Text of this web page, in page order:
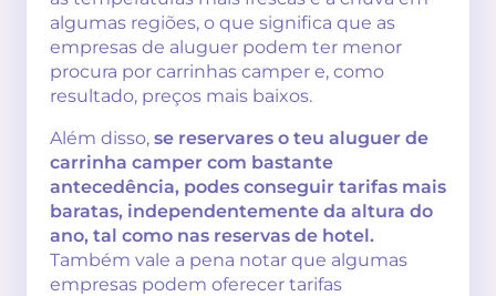
algumas regiões, o que significa que as
empresas de aluguer podem ter menor
procura por carrinhas camper e, como
resultado, preços mais baixos.
Além disso, se reservares o teu aluguer de
carrinha camper com bastante
antecedência, podes conseguir tarifas mais
baratas, independentemente da altura do
ano, tal como nas reservas de hotel.
Também vale a pena notar que algumas
empresas podem oferecer tarifas